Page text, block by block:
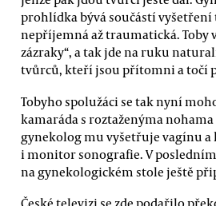
prohlídka bývá součástí vyšetření
nepříjemná až traumatická. Toby
zázraky“, a tak jde na ruku
tvůrců, kteří jsou přítomni a točí
Tobyho spolužáci se tak nyní
kamaráda s roztaženýma
gynekolog mu vyšetřuje vagínu a
i monitor sonografie. V
na gynekologickém stole ještě